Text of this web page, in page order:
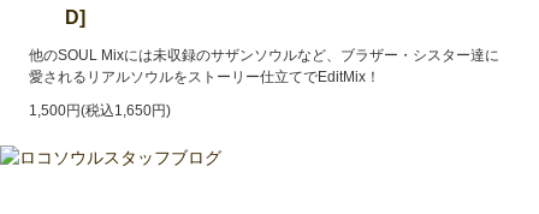
D]
他のSOUL Mixには未収録のサザンソウルなど、ブラザー・シスター達に
愛されるリアルソウルをストーリー仕立てでEditMix！
1,500円(税込1,650円)